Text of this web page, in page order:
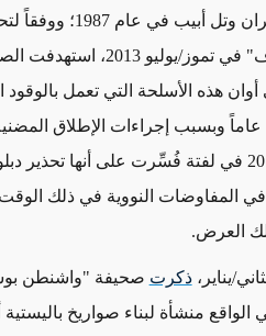
الوصول إلى طهران
صحيفة "التلغراف" في
هذه الأسلحة التي تعمل بالوقود
عاماً وبسبب إجراءات الإطلاق
عسكري عام 2014 في لفتة فُسِّرت على أنها
في المفاوضات النووية في ذلك
العرض.
ذكرت صحيفة "واشنطن
الواقع منشأة لبناء صواريخ